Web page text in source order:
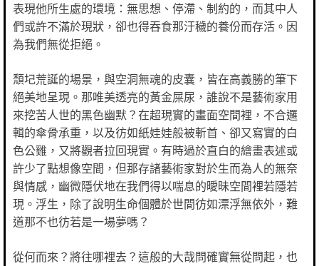
表現他所生處的環境：無思想、停滯、制約的，而其中人
們或許不滿於現狀，卻也得吞食那汙穢的養份而存活。因
為我們無從拒絕。
頹圮荒誕的場景，與空洞無魂的皮囊，皆在高義勝的筆下
絕美地呈現。那唯美透亮的黃金屎尿，誰說不是藝術家用
來挖苦人世的黑色幽默？在超現實的畫面空間裡，不合邏
輯的傘骨承重，以及彷如紙娃娃般被斬首、卻又寫實的白
色公雞，又將觀者拉回現實。有時過於直白的繪畫表述或
許少了點想像空間，但那存諸藝術家對於生而為人的無奈
與情感，幽微隱伏地在我們得以喘息的曖昧空間裡若隱若
現。浮生，除了說明生命個體於世間彷如漂浮無依外，難
道那不也彷若是一場夢嗎？
從何而來？將往哪裡去？這般的大哉問確實無從問起，也